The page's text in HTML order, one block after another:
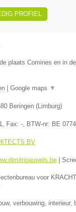
PROFIEL
plaats Comines en in
Google maps ▼
Beringen (Limburg)
, Fax: -, BTW-nr: BE
BV
voor
verbouwing, interieur,